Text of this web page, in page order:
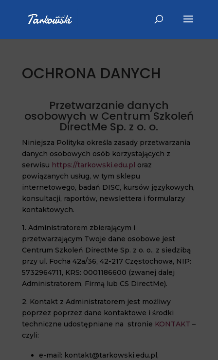
OCHRONA DANYCH
Przetwarzanie danych
osobowych w Centrum Szkoleń
DirectMe Sp. z o. o.
Niniejsza Polityka określa zasady przetwarzania
danych osobowych osób korzystających z
serwisu https://tarkowski.edu.pl oraz
powiązanych usług, w tym sklepu
internetowego, badań DISC, kursów językowych,
konsultacji, raportów, newslettera i formularzy
kontaktowych.
1. Administratorem zbierającym i
przetwarzającym Twoje dane osobowe jest
Centrum Szkoleń DirectMe Sp. z o. o., z siedzibą
przy ul. Focha 42a/36, 42-217 Częstochowa, NIP:
5732964711, KRS: 0001186600 (zwanej dalej
Administratorem, Firmą lub CS DirectMe).
2. Kontakt z Administratorem jest możliwy
poprzez poprzez dane kontaktowe i środki
techniczne udostępniane na stronie KONTAKT –
czyli:
e-mail: kontakt@tarkowski.edu.pl,